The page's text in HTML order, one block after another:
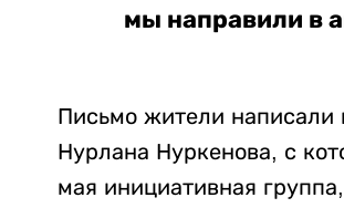
мы направили в
Письмо жители написали
Нурлана Нуркенова, с
мая инициативная